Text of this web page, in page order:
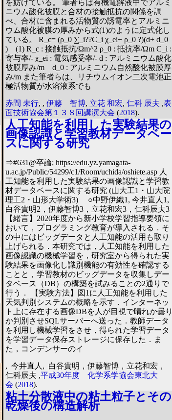
を妨げている。 筆者らは有機電解液中でアルミ
ニウム酸化被膜と合材の接触抵抗の関係を調
べ、合材に含まれる活物質の誘電率とアルミニ
ウム酸化被膜の厚みから式(1)のように定式化し
ている。 R_c= (ρ_0 ∑_i??C_i χ_ei+ ρ_0 ?)(d+ d_0
) (1) R_c : 接触抵抗/Ωm^2 ρ_0 : 抵抗率/Ωm C_i :
寄与率/- χ_ei : 電気感受率/- d : アルミニウム酸化
被膜厚み/m d_0 : アルミニウム自然酸化被膜厚
み/m また筆者らは、リチウムイオン二次電池正
極活物質が水溶液系でも
赤間 未行, , 伊藤 智博, 立花 和宏, 仁科 辰夫 ,表
面技術協会第１３８回講演大会 (2018).
人工知能を利用した実験結果の
画像認識と学習教材データベー
スに関する研究
⇒#631@卒論; https://edu.yz.yamagata-
u.ac.jp/Public/54299/c1/Room/uchida/oshiete.asp 人
工知能を利用した実験結果の画像認識と学習教
材データベースに関する研究 (山大工1・山大院
理工2・山形大学術3) ○中野伊織1, 今井直人1,
白谷貴明2，伊藤智博3，立花和宏3，仁科辰夫3
【緒言】2020年度から新小学校学習指導要領に
おいて，プログラミング教育が導入される．そ
の中にはビッグデータと人工知能の活用も取り
上げられる．本研究では，人工知能を利用した
画像認識の機械学習を，研究室から得られた実
験結果を画像化し識別機能の有効性を確認する
ことと，学習教材のビッグデータを収集しデー
タベース（DB）の構築を試みることの2通りで
行う． 【実験方法】図1に人工知能を利用した
天気判別システムの概略を示す．インターネッ
ト上に存在する画像DBを人が目視で晴れか曇り
か判別させSQLサーバーへ送った．教師データ
を利用し機械学習をさせ，得られた学習データ
を学習データ保存ストレージに保存した．ま
た，コンデンサーのイ
, 今井直人, 白谷貴明，伊藤智博，立花和宏，
仁科辰夫 ,平成30年度 化学系学協会東北大
会 (2018).
粘土分散液中の粘土粒子とその
乾燥後の構造解析